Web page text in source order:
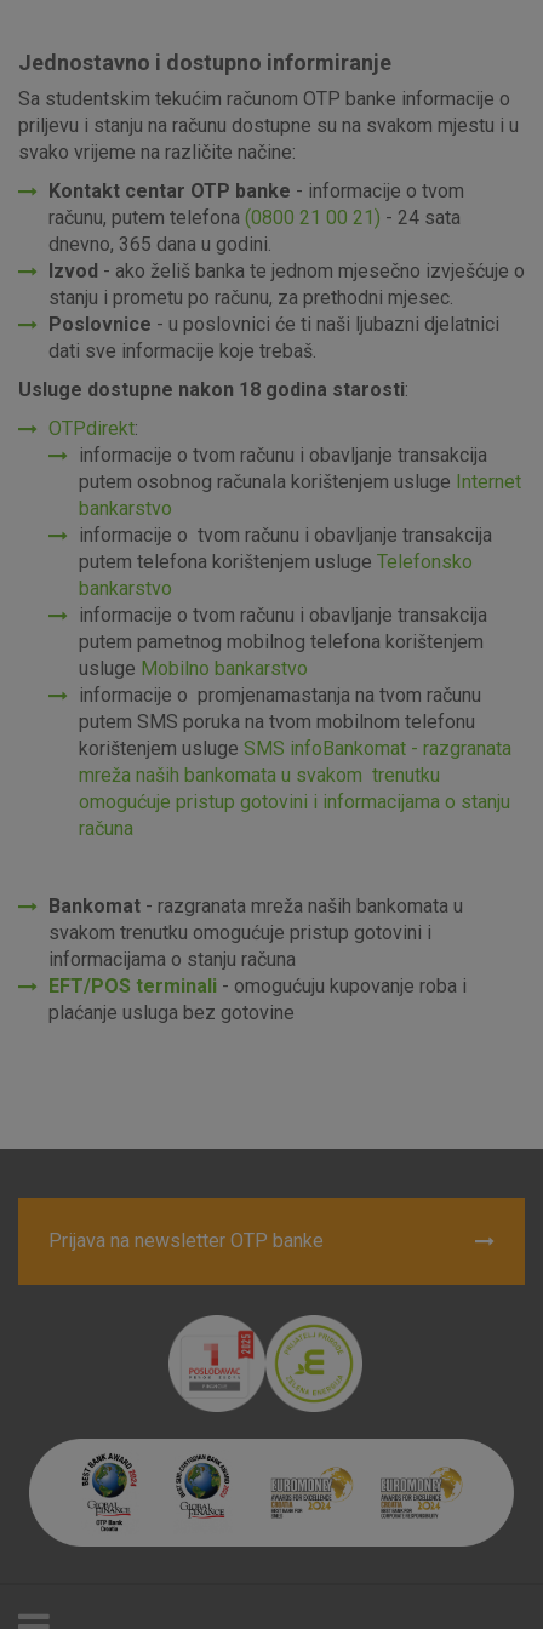
Jednostavno i dostupno informiranje
Sa studentskim tekućim računom OTP banke informacije o
priljevu i stanju na računu dostupne su na svakom mjestu i u
svako vrijeme na različite načine:
Kontakt centar OTP banke - informacije o tvom
računu, putem telefona (0800 21 00 21) - 24 sata
dnevno, 365 dana u godini.
Izvod - ako želiš banka te jednom mjesečno izvješćuje o
stanju i prometu po računu, za prethodni mjesec.
Poslovnice - u poslovnici će ti naši ljubazni djelatnici
dati sve informacije koje trebaš.
Usluge dostupne nakon 18 godina starosti:
OTPdirekt:
informacije o tvom računu i obavljanje transakcija
putem osobnog računala korištenjem usluge Internet
bankarstvo
informacije o tvom računu i obavljanje transakcija
putem telefona korištenjem usluge Telefonsko
bankarstvo
informacije o tvom računu i obavljanje transakcija
putem pametnog mobilnog telefona korištenjem
usluge Mobilno bankarstvo
informacije o promjenamastanja na tvom računu
putem SMS poruka na tvom mobilnom telefonu
korištenjem usluge SMS infoBankomat - razgranata
mreža naših bankomata u svakom trenutku
omogućuje pristup gotovini i informacijama o stanju
računa
Bankomat - razgranata mreža naših bankomata u
svakom trenutku omogućuje pristup gotovini i
informacijama o stanju računa
EFT/POS terminali - omogućuju kupovanje roba i
plaćanje usluga bez gotovine
Prijava na newsletter OTP banke
možete postaviti da blokira te kolačiće ili pošalje upozorenje
o njima, ali u tom slučaju neki dijelovi stranice neće raditi. Ti
kolačići ne pohranjuju nikakve informacije koje bi vas mogle
identificirati.
Detaljnije informacije o kolačićima